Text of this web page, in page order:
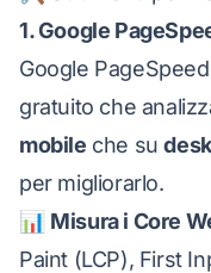
1. Google
Google
gratuito che
mobile che su
per migliorarlo.
📊 Misura i Core
Paint (LCP), First